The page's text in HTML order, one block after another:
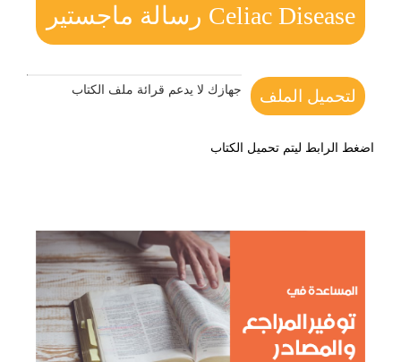
Celiac Disease رسالة ماجستير
لتحميل الملف جهازك لا يدعم قرائة ملف الكتاب
اضغط الرابط ليتم تحميل الكتاب